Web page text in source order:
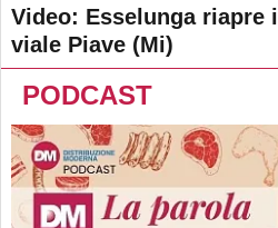
Video: Esselunga riapre
viale Piave (Mi)
PODCAST